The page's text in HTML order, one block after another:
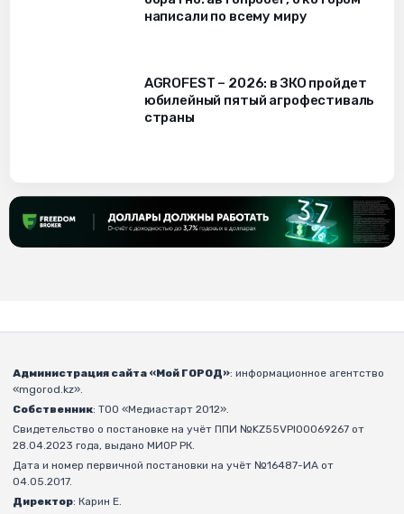
написали по всему миру
AGROFEST – 2026: в ЗКО пройдет
юбилейный пятый агрофестиваль
страны
Администрация сайта «Мой ГОРОД»: информационное агентство
«mgorod.kz».
Собственник: ТОО «Медиастарт 2012».
Свидетельство о постановке на учёт ППИ №KZ55VPI00069267 от
28.04.2023 года, выдано МИОР РК.
Дата и номер первичной постановки на учёт №16487-ИА от
04.05.2017.
Директор: Карин Е.